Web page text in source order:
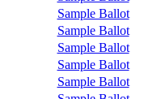
Sample Ballot
Sample Ballot
Sample Ballot
Sample Ballot
Sample Ballot